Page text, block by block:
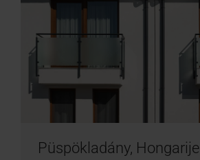
Püspökladány, Hongarije